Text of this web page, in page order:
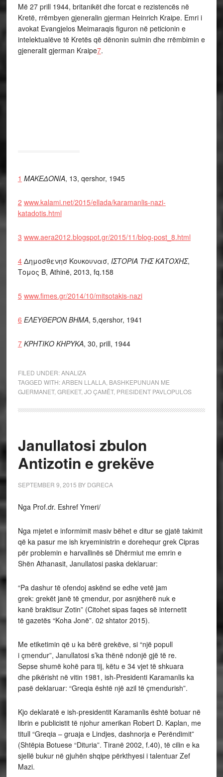
Më 27 prill 1944, britanikët dhe forcat e rezistencës në
Kretë, rrëmbyen gjeneralin gjerman Heinrich Kraipe. Emri i
avokat Evangjelos Meimaraqis figuron në peticionin e
intelektualëve të Kretës që dënonin sulmin dhe rrëmbimin e
gjeneralit gjerman Kraipe7.
1 ΜΑΚΕΔΟΝΙΑ, 13, qershor, 1945
2 www.kalami.net/2015/ellada/karamanlis-nazi-
katadotis.html
3 www.aera2012.blogspot.gr/2015/11/blog-post_8.html
4Δημοσθενησ Κουκουνασ, ΙΣΤΟΡΙΑ ΤΗΣ ΚΑΤΟΧΗΣ,
Τομος Β, Athinë, 2013, fq.158
5 www.fimes.gr/2014/10/mitsotakis-nazi
6 ΕΛΕΥΘΕΡΟΝ ΒΗΜΑ, 5,qershor, 1941
7 ΚΡΗΤΙΚΟ ΚΗΡΥΚΑ, 30, prill, 1944
FILED UNDER:ANALIZA
TAGGED WITH:ARBEN LLALLA, BASHKEPUNUAN ME
GJERMANET, GREKET, JO ÇAMËT, PRESIDENT PAVLOPULOS
Janullatosi zbulon
Antizotin e grekëve
SEPTEMBER 9, 2015 BY DGRECA
Nga Prof.dr. Eshref Ymeri/
Nga mjetet e informimit masiv bëhet e ditur se gjatë takimit
që ka pasur me ish kryeministrin e dorehequr grek Cipras
për problemin e harvallinës së Dhërmiut me emrin e
Shën Athanasit, Janullatosi paska deklaruar:
“Pa dashur të ofendoj askënd se edhe vetë jam
grek: grekët janë të çmendur, por asnjëherë nuk e
kanë braktisur Zotin” (Citohet sipas faqes së internetit
të gazetës “Koha Jonë”. 02 shtator 2015).
Me etiketimin që u ka bërë grekëve, si “një popull
i çmendur”, Janullatosi s’ka thënë ndonjë gjë të re.
Sepse shumë kohë para tij, këtu e 34 vjet të shkuara
dhe pikërisht në vitin 1981, ish-Presidenti Karamanlis ka
pasë deklaruar: “Greqia është një azil të çmendurish”.
Kjo deklaratë e ish-presidentit Karamanlis është botuar në
librin e publicistit të njohur amerikan Robert D. Kaplan, me
titull “Greqia – gruaja e Lindjes, dashnorja e Perëndimit”
(Shtëpia Botuese “Dituria”. Tiranë 2002, f.40), të cilin e ka
sjellë bukur në gjuhën shqipe përkthyesi i talentuar Zef
Mazi.